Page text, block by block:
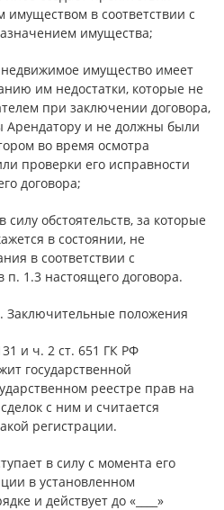
в соответствии с
имущества;
имущество имеет
им недостатки, которые не
при заключении договора,
Арендатору и не должны были
во время осмотра
проверки его исправности
договора;
обстоятельств, за которые
в состоянии, не
в соответствии с
1.3 настоящего договора.
Заключительные положения
и ч. 2 ст. 651 ГК РФ
государственной
реестре прав на
с ним и считается
регистрации.
в силу с момента его
в установленном
и действует до «____»